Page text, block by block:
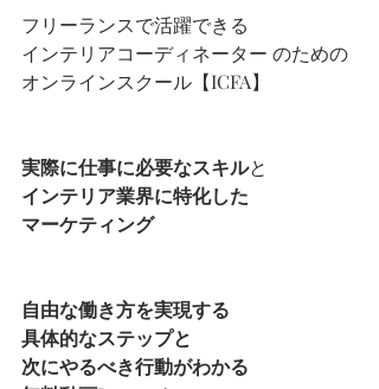
フリーランスで活躍できる
インテリアコーディネーター のための
オンラインスクール【ICFA】
実際に仕事に必要なスキルと
インテリア業界に特化した
マーケティング
自由な働き方を実現する
具体的なステップと
次にやるべき行動がわかる